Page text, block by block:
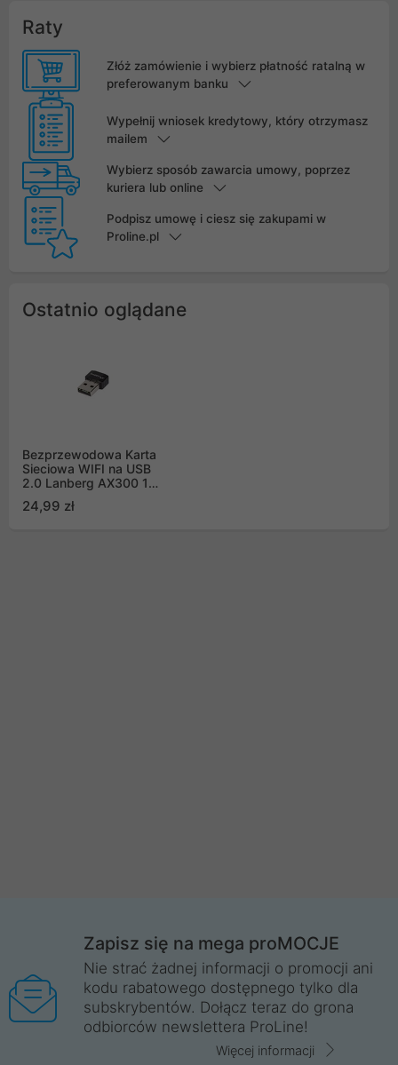
Raty
Złóż zamówienie i wybierz płatność ratalną w
preferowanym banku
Wypełnij wniosek kredytowy, który otrzymasz
mailem
Wybierz sposób zawarcia umowy, poprzez
kuriera lub online
Podpisz umowę i ciesz się zakupami w
Proline.pl
Ostatnio oglądane
Bezprzewodowa Karta
Sieciowa WIFI na USB
2.0 Lanberg AX300 1
24,99 zł
Zapisz się na mega proMOCJE
Nie strać żadnej informacji o promocji ani
kodu rabatowego dostępnego tylko dla
subskrybentów. Dołącz teraz do grona
odbiorców newslettera ProLine!
Więcej informacji